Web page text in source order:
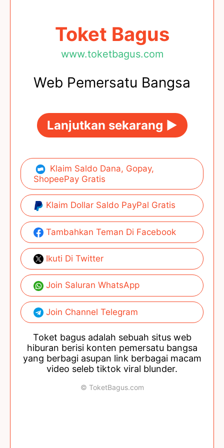
Toket Bagus
www.toketbagus.com
Web Pemersatu Bangsa
Lanjutkan sekarang ►
Klaim Saldo Dana, Gopay,
ShopeePay Gratis
Klaim Dollar Saldo PayPal Gratis
Tambahkan Teman Di Facebook
Ikuti Di Twitter
Join Saluran WhatsApp
Join Channel Telegram
Toket bagus adalah sebuah situs web
hiburan berisi konten pemersatu bangsa
yang berbagi asupan link berbagai macam
video seleb tiktok viral blunder.
© ToketBagus.com